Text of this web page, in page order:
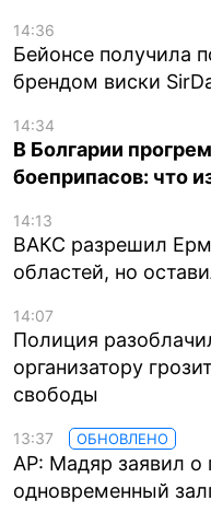
14:36
Бейонсе получила
брендом виски
14:34
В Болгарии
боеприпасов: что
14:13
ВАКС разрешил
областей, но
14:07
Полиция
организатору
свободы
13:37 ОБНОВЛЕНО
AP: Мадяр заявил о
одновременный